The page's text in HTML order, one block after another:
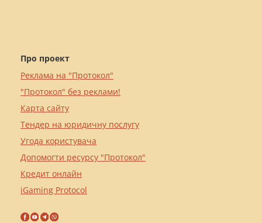
Про проект
Реклама на "Протокол"
"Протокол" без реклами!
Карта сайту
Тендер на юридичну послугу
Угода користувача
Допомогти ресурсу "Протокол"
Кредит онлайн
iGaming Protocol